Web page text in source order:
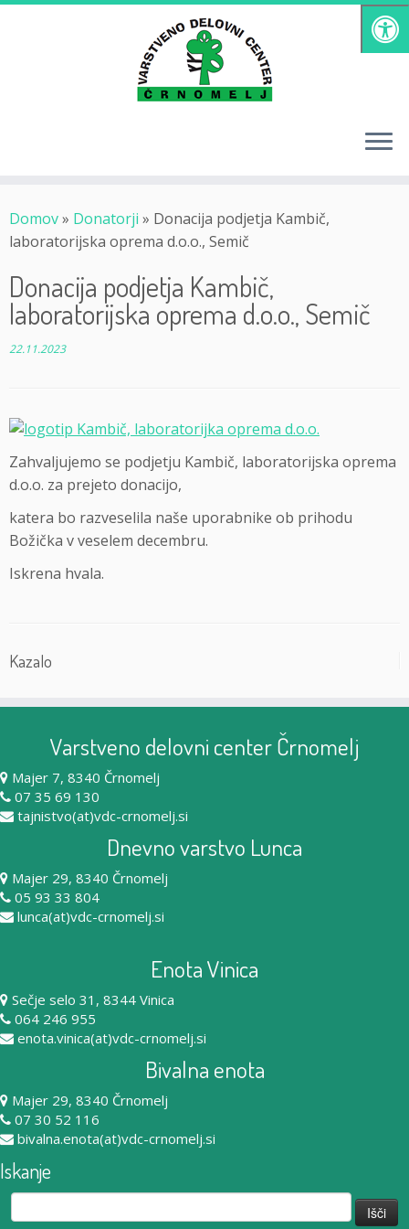
Skoči
Domov» Donatorji » Donacija podjetja Kambič,
laboratorijska oprema d.o.o., Semič
Donacija podjetja Kambič,
laboratorijska oprema d.o.o., Semič
22.11.2023
Zahvaljujemo se podjetju Kambič, laboratorijska oprema
d.o.o. za prejeto donacijo,
katera bo razveselila naše uporabnike ob prihodu
Božička v veselem decembru.
Iskrena hvala.
Kazalo
Varstveno delovni center Črnomelj
Majer 7, 8340 Črnomelj
07 35 69 130
tajnistvo(at)vdc-crnomelj.si
Dnevno varstvo Lunca
Majer 29, 8340 Črnomelj
05 93 33 804
lunca(at)vdc-crnomelj.si
Enota Vinica
Sečje selo 31, 8344 Vinica
064 246 955
enota.vinica(at)vdc-crnomelj.si
Bivalna enota
Majer 29, 8340 Črnomelj
07 30 52 116
bivalna.enota(at)vdc-crnomelj.si
Iskanje